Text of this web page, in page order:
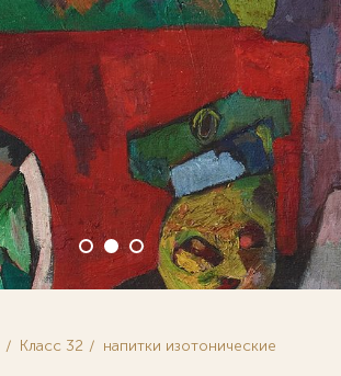
Мы ведем
Класс 32 напитки изотонические